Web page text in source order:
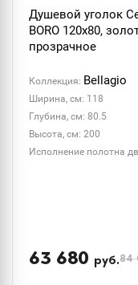
Душевой уголок
BORO 120x80,
прозрачное
Коллекция: Bellagio
Ширина, см: 118
Глубина, см: 80.5
Высота, см: 200
Исполнение полотна
63 680 руб.84